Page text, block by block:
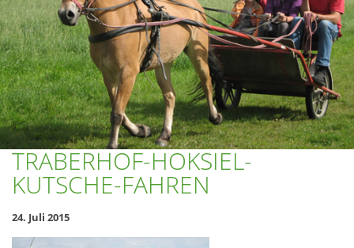
TRABERHOF-HOKSIEL-
KUTSCHE-FAHREN
24. Juli 2015